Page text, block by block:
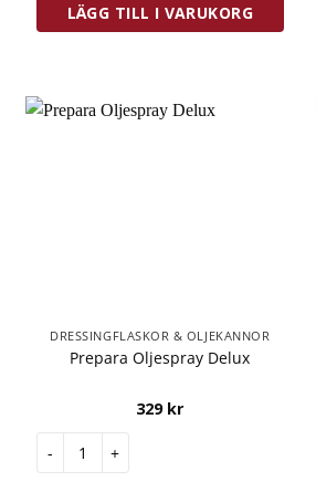
LÄGG TILL I VARUKORG
DRESSINGFLASKOR & OLJEKANNOR
Prepara Oljespray Delux
329 kr